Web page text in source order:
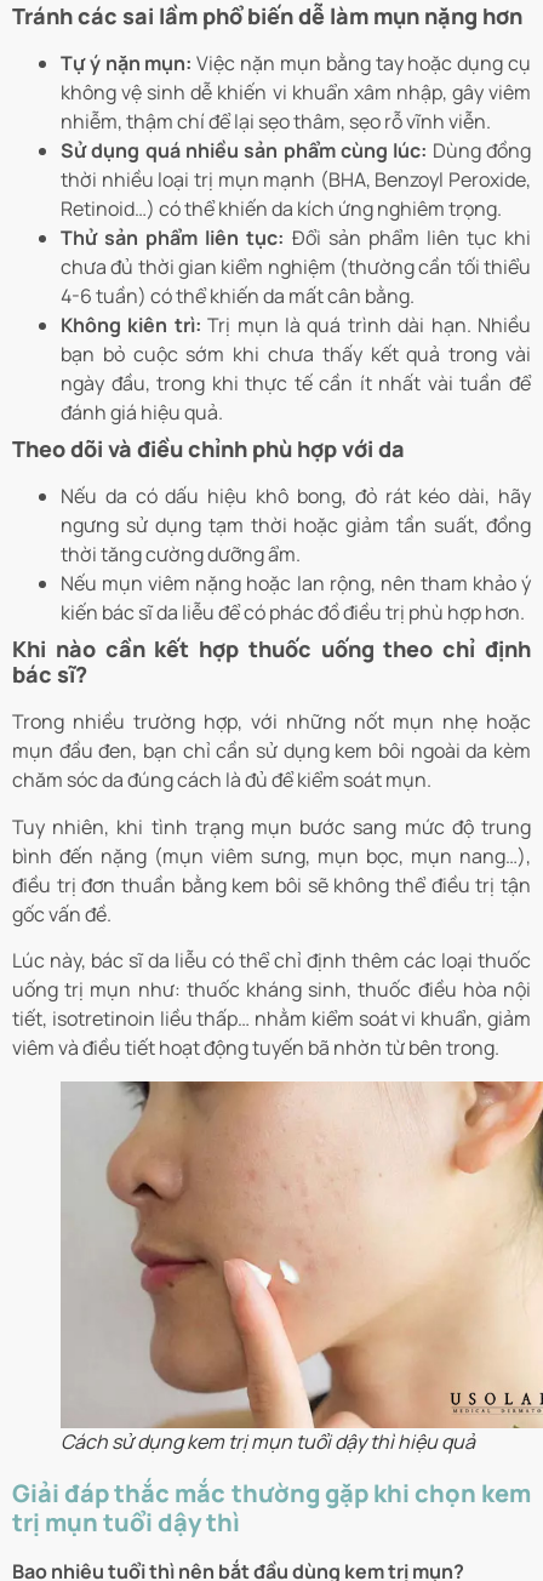
Tránh các sai lầm phổ biến dễ làm mụn nặng hơn
Tự ý nặn mụn: Việc nặn mụn bằng tay hoặc dụng cụ
không vệ sinh dễ khiến vi khuẩn xâm nhập, gây viêm
nhiễm, thậm chí để lại sẹo thâm, sẹo rỗ vĩnh viễn.
Sử dụng quá nhiều sản phẩm cùng lúc: Dùng đồng
thời nhiều loại trị mụn mạnh (BHA, Benzoyl Peroxide,
Retinoid…) có thể khiến da kích ứng nghiêm trọng.
Thử sản phẩm liên tục: Đổi sản phẩm liên tục khi
chưa đủ thời gian kiểm nghiệm (thường cần tối thiểu
4-6 tuần) có thể khiến da mất cân bằng.
Không kiên trì: Trị mụn là quá trình dài hạn. Nhiều
bạn bỏ cuộc sớm khi chưa thấy kết quả trong vài
ngày đầu, trong khi thực tế cần ít nhất vài tuần để
đánh giá hiệu quả.
Theo dõi và điều chỉnh phù hợp với da
Nếu da có dấu hiệu khô bong, đỏ rát kéo dài, hãy
ngưng sử dụng tạm thời hoặc giảm tần suất, đồng
thời tăng cường dưỡng ẩm.
Nếu mụn viêm nặng hoặc lan rộng, nên tham khảo ý
kiến bác sĩ da liễu để có phác đồ điều trị phù hợp hơn.
Khi nào cần kết hợp thuốc uống theo chỉ định
bác sĩ?
Trong nhiều trường hợp, với những nốt mụn nhẹ hoặc
mụn đầu đen, bạn chỉ cần sử dụng kem bôi ngoài da kèm
chăm sóc da đúng cách là đủ để kiểm soát mụn.
Tuy nhiên, khi tình trạng mụn bước sang mức độ trung
bình đến nặng (mụn viêm sưng, mụn bọc, mụn nang…),
điều trị đơn thuần bằng kem bôi sẽ không thể điều trị tận
gốc vấn đề.
Lúc này, bác sĩ da liễu có thể chỉ định thêm các loại thuốc
uống trị mụn như: thuốc kháng sinh, thuốc điều hòa nội
tiết, isotretinoin liều thấp… nhằm kiểm soát vi khuẩn, giảm
viêm và điều tiết hoạt động tuyến bã nhờn từ bên trong.
Cách sử dụng kem trị mụn tuổi dậy thì hiệu quả
Giải đáp thắc mắc thường gặp khi chọn kem
trị mụn tuổi dậy thì
Bao nhiêu tuổi thì nên bắt đầu dùng kem trị mụn?